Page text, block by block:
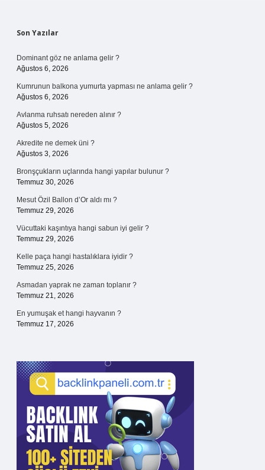
Sidebar
Son Yazılar
Dominant göz ne anlama gelir ?
Ağustos 6, 2026
Kumrunun balkona yumurta yapması ne anlama gelir ?
Ağustos 6, 2026
Avlanma ruhsatı nereden alınır ?
Ağustos 5, 2026
Akredite ne demek üni ?
Ağustos 3, 2026
Bronşçukların uçlarında hangi yapılar bulunur ?
Temmuz 30, 2026
Mesut Özil Ballon d’Or aldı mı ?
Temmuz 29, 2026
Vücuttaki kaşıntıya hangi sabun iyi gelir ?
Temmuz 29, 2026
Kelle paça hangi hastalıklara iyidir ?
Temmuz 25, 2026
Asmadan yaprak ne zaman toplanır ?
Temmuz 21, 2026
En yumuşak et hangi hayvanın ?
Temmuz 17, 2026